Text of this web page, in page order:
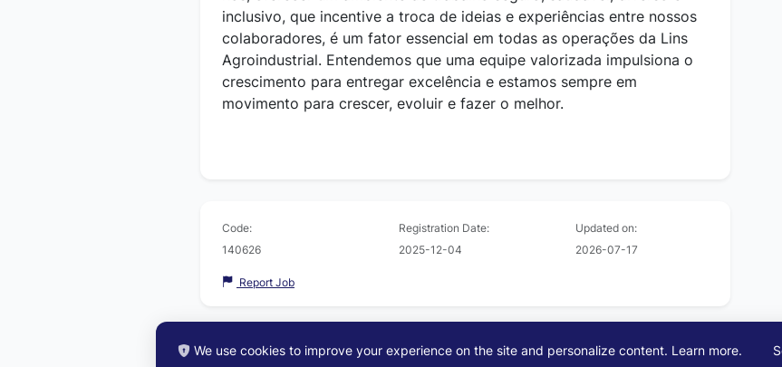
inclusivo, que incentive a troca de ideias e experiências entre nossos
colaboradores, é um fator essencial em todas as operações da Lins
Agroindustrial. Entendemos que uma equipe valorizada impulsiona o
crescimento para entregar excelência e estamos sempre em
movimento para crescer, evoluir e fazer o melhor.
Code:
140626
Registration Date:
2025-12-04
Updated on:
2026-07-17
Report Job
We use cookies to improve your experience on the site and personalize content. Learn more.